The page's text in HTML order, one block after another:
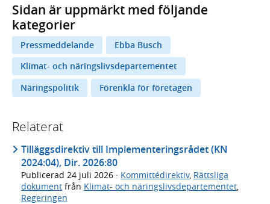
Sidan är uppmärkt med följande
kategorier
Pressmeddelande
Ebba Busch
Klimat- och näringslivsdepartementet
Näringspolitik
Förenkla för företagen
Relaterat
Tilläggsdirektiv till Implementeringsrådet (KN
2024:04), Dir. 2026:80
Publicerad 24 juli 2026 · Kommittédirektiv, Rättsliga
dokument från Klimat- och näringslivsdepartementet,
Regeringen